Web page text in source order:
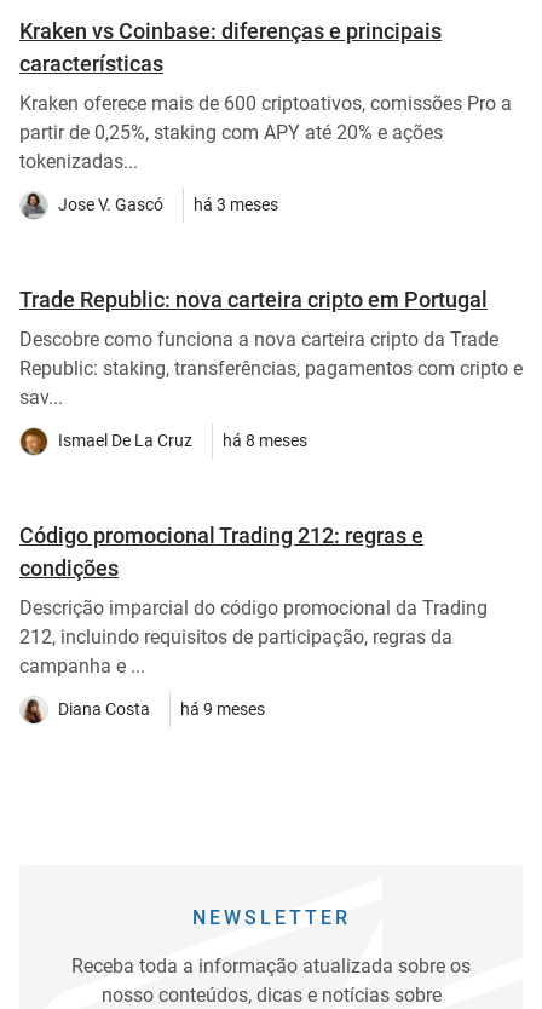
Kraken vs Coinbase: diferenças e principais
características
Kraken oferece mais de 600 criptoativos, comissões Pro a
partir de 0,25%, staking com APY até 20% e ações
tokenizadas...
Jose V. Gascó há 3 meses
Trade Republic: nova carteira cripto em Portugal
Descobre como funciona a nova carteira cripto da Trade
Republic: staking, transferências, pagamentos com cripto e
sav...
Ismael De La Cruz há 8 meses
Código promocional Trading 212: regras e
condições
Descrição imparcial do código promocional da Trading
212, incluindo requisitos de participação, regras da
campanha e ...
Diana Costa há 9 meses
NEWSLETTER
Receba toda a informação atualizada sobre os
nosso conteúdos, dicas e notícias sobre